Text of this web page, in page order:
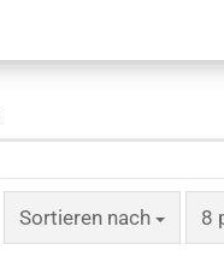
Sortieren nach
Sortieren nach 8